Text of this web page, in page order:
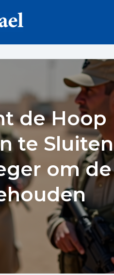
de Hoop
te Sluiten
om de